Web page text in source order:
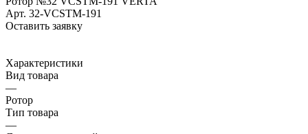
Арт. 32-VCSTM-191
Оставить заявку
Характеристики
Вид товара
—
Ротор
Тип товара
—